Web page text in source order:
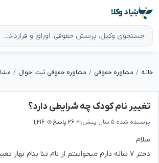
بنیاد وکلا
خانه مشاوره حقوقی مشاوره حقوقی ثبت احوال
تغییر نام کودک چه شرایطی دارد؟
پرسیده شده ۵ سال پیش ۲۶ پاسخ ۱,۲۱۶
سلام
دختر ۷ ساله دارم میخواستم از نام ثنا بنام بهار تغییر نام بدم